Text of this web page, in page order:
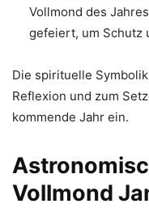
Vollmond des
gefeiert, um Schutz
Die spirituelle
Reflexion und zum
kommende Jahr ein.
Vollmond